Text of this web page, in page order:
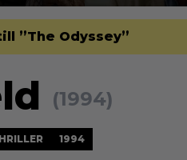
”The Odyssey”
(1994)
1994